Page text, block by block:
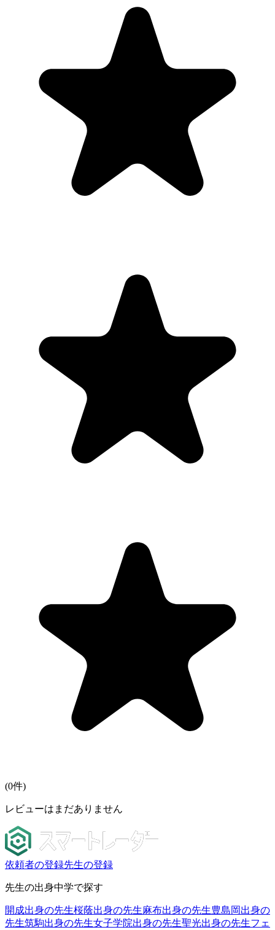
(0件)
レビューはまだありません
依頼者の登録先生の登録
先生の出身中学で探す
開成出身の先生桜蔭出身の先生麻布出身の先生豊島岡出身の
先生筑駒出身の先生女子学院出身の先生聖光出身の先生フェ